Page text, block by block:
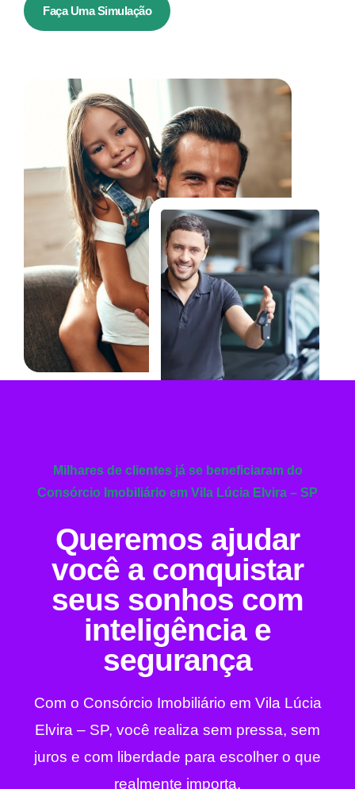
Faça Uma Simulação
Milhares de clientes já se beneficiaram do
Consórcio Imobiliário em Vila Lúcia Elvira – SP
Queremos ajudar
você a conquistar
seus sonhos com
inteligência e
segurança
Com o Consórcio Imobiliário em Vila Lúcia
Elvira – SP, você realiza sem pressa, sem
juros e com liberdade para escolher o que
realmente importa.